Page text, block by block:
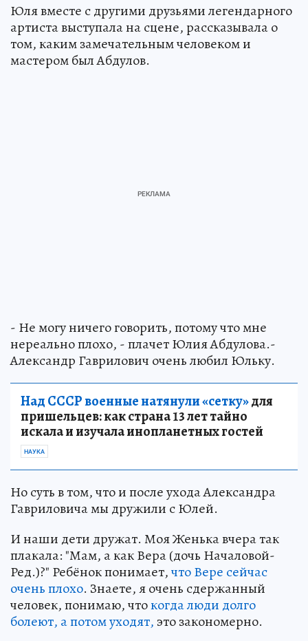
Юля вместе с другими друзьями легендарного
артиста выступала на сцене, рассказывала о
том, каким замечательным человеком и
мастером был Абдулов.
- Не могу ничего говорить, потому что мне
нереально плохо, - плачет Юлия Абдулова.-
Александр Гаврилович очень любил Юльку.
Над СССР военные натянули «сетку»для
пришельцев: как страна 13 лет тайно
искала и изучала инопланетных гостей
НАУКА
Но суть в том, что и после ухода Александра
Гавриловича мы дружили с Юлей.
И наши дети дружат. Моя Женька вчера так
плакала: "Мам, а как Вера (дочь Началовой-
Ред.)?" Ребёнок понимает,что Вере сейчас
очень плохо. Знаете, я очень сдержанный
человек, понимаю, чтокогда люди долго
болеют, а потом уходят, это закономерно.